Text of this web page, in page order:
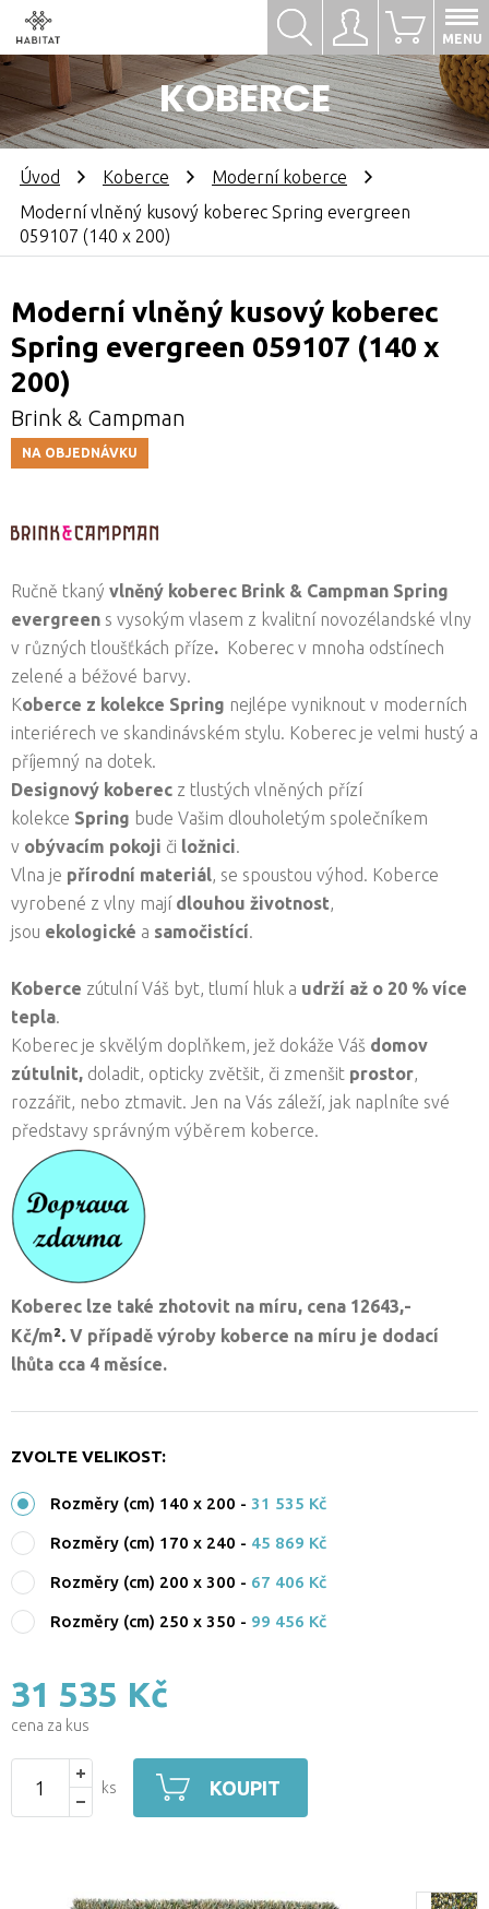
Přihlásit se
KOBERCE
0
MENU
Hledat
Úvod Koberce
Moderní koberce
Moderní vlněný kusový koberec Spring evergreen
059107 (140 x 200)
Moderní vlněný kusový koberec
Spring evergreen 059107 (140 x
200)
Brink & Campman
NA OBJEDNÁVKU
Ručně tkaný vlněný koberec Brink & Campman Spring
evergreen s vysokým vlasem z kvalitní novozélandské vlny
v různých tloušťkách příze. Koberec v mnoha odstínech
zelené a béžové barvy.
Koberce z kolekce Spring nejlépe vyniknout v moderních
interiérech ve skandinávském stylu. Koberec je velmi hustý a
příjemný na dotek.
Designový koberec z tlustých vlněných přízí
kolekce Spring bude Vašim dlouholetým společníkem
v obývacím pokoji či ložnici.
Vlna je přírodní materiál, se spoustou výhod. Koberce
vyrobené z vlny mají dlouhou životnost,
jsou ekologické a samočistící.
Koberce zútulní Váš byt, tlumí hluk a udrží až o 20 % více
tepla.
Koberec je skvělým doplňkem, jež dokáže Váš domov
zútulnit, doladit, opticky zvětšit, či zmenšit prostor,
rozzářit, nebo ztmavit. Jen na Vás záleží, jak naplníte své
představy správným výběrem koberce.
Koberec lze také zhotovit na míru, cena 12643,-
Kč/m². V případě výroby koberce na míru je dodací
lhůta cca 4 měsíce.
ZVOLTE VELIKOST:
Rozměry (cm) 140 x 200 - 31 535 Kč
Rozměry (cm) 170 x 240 - 45 869 Kč
Rozměry (cm) 200 x 300 - 67 406 Kč
Rozměry (cm) 250 x 350 - 99 456 Kč
31 535 Kč
cena za kus
ks KOUPIT